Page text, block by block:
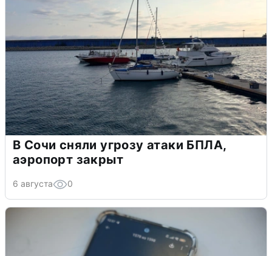
В Сочи сняли угрозу атаки БПЛА,
аэропорт закрыт
6 августа 0